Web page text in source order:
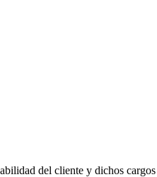
del cliente y dichos